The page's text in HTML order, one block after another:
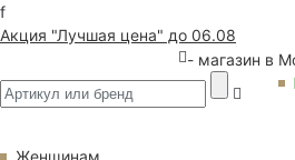
f
Акция "Лучшая цена" до 06.08
- магазин в
Женщинам